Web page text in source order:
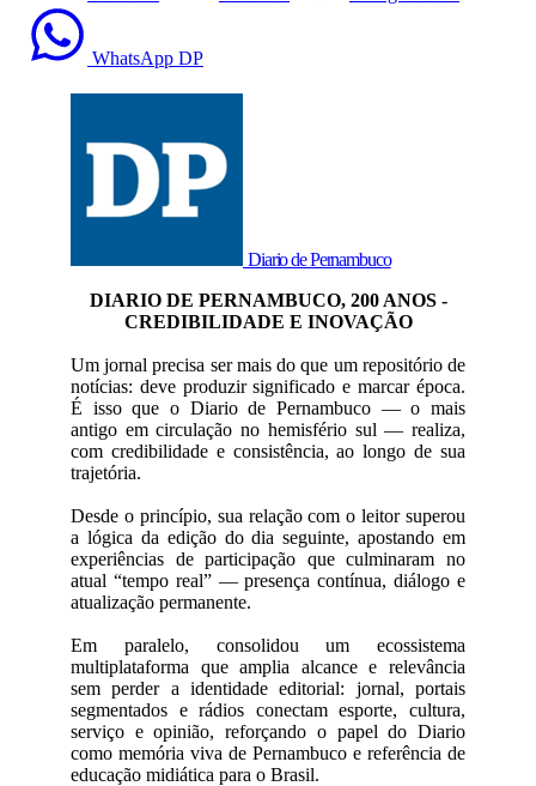
WhatsApp DP
Diario de Pernambuco
DIARIO DE PERNAMBUCO, 200 ANOS -
CREDIBILIDADE E INOVAÇÃO
Um jornal precisa ser mais do que um repositório de
notícias: deve produzir significado e marcar época.
É isso que o Diario de Pernambuco — o mais
antigo em circulação no hemisfério sul — realiza,
com credibilidade e consistência, ao longo de sua
trajetória.
Desde o princípio, sua relação com o leitor superou
a lógica da edição do dia seguinte, apostando em
experiências de participação que culminaram no
atual “tempo real” — presença contínua, diálogo e
atualização permanente.
Em paralelo, consolidou um ecossistema
multiplataforma que amplia alcance e relevância
sem perder a identidade editorial: jornal, portais
segmentados e rádios conectam esporte, cultura,
serviço e opinião, reforçando o papel do Diario
como memória viva de Pernambuco e referência de
educação midiática para o Brasil.